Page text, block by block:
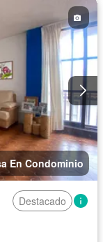
En Condominio
Destacado